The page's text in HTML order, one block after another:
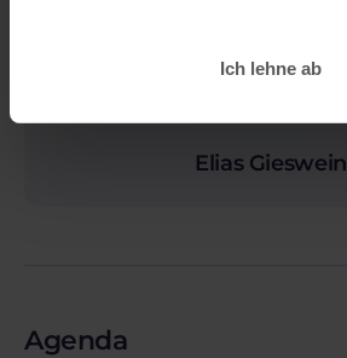
Ich lehne ab
Elias Gieswein
Agenda